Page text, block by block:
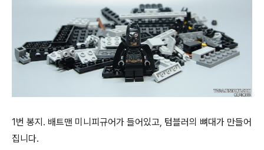
1번 봉지. 배트맨 미니피규어가 들어있고, 텀블러의 뼈대가 만들어
집니다.